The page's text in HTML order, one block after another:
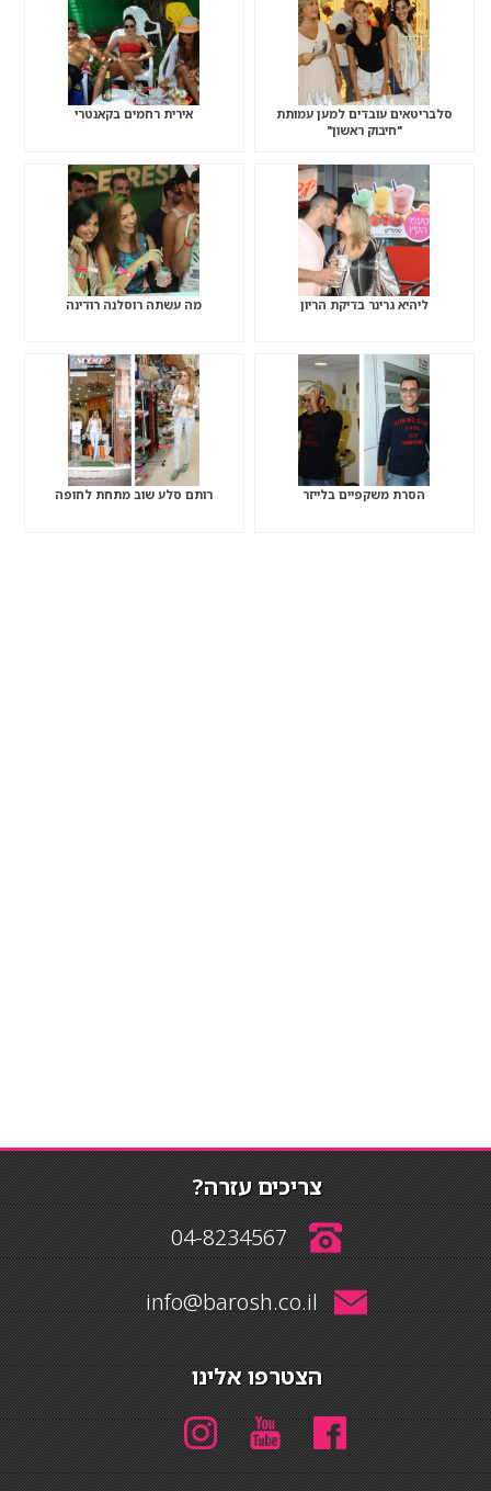
סלבריטאים עובדים למען עמותת
"חיבוק ראשון"
אירית רחמים בקאנטרי
ליהיא גרינר בדיקת הריון מה עשתה רוסלנה רודינה
הסרת משקפיים בלייזר רותם סלע שוב מתחת לחופה
צריכים עזרה?
04-8234567
info@barosh.co.il
הצטרפו אלינו